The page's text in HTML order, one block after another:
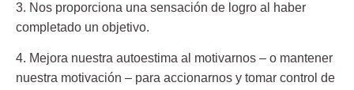
3. Nos proporciona una sensación de logro al haber
completado un objetivo.
4. Mejora nuestra autoestima al motivarnos – o mantener
nuestra motivación – para accionarnos y tomar control de